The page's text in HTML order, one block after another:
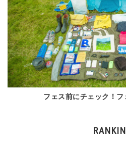
フェス前にチェック！